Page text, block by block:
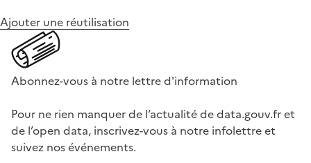
Ajouter une réutilisation
Abonnez-vous à notre lettre d'information
Pour ne rien manquer de l’actualité de data.gouv.fr et
de l’open data, inscrivez-vous à notre infolettre et
suivez nos événements.